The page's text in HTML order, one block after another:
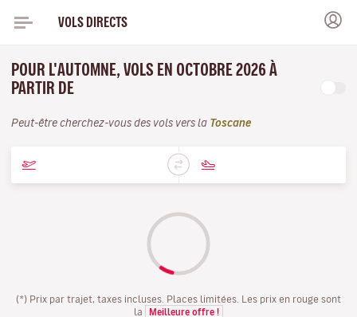
VOLS DIRECTS
POUR L'AUTOMNE, VOLS EN OCTOBRE 2026 À
PARTIR DE
Peut-être cherchez-vous des vols vers la Toscane
(*) Prix par trajet, taxes incluses. Places limitées. Les prix en rouge sont
la
Meilleure offre !